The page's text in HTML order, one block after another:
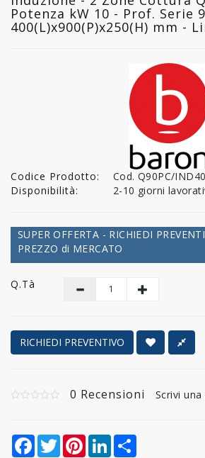
Potenza kW 10 - Prof. Serie
400(L)x900(P)x250(H) mm -
Codice Prodotto:
Cod. Q90PC/
Disponibilità:
2-10 giorni
SUPER OFFERTA - RICHIEDI
PREZZO di MERCATO
Q.tà
RICHIEDI PREVENTIVO
0 Recensioni Scrivi
Facebook
TwitterPinterestLinkedIn